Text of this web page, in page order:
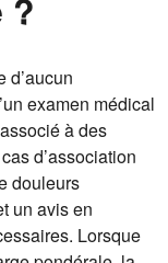
d’aucun
examen médical
à des
d’association
douleurs
un avis en
Lorsque